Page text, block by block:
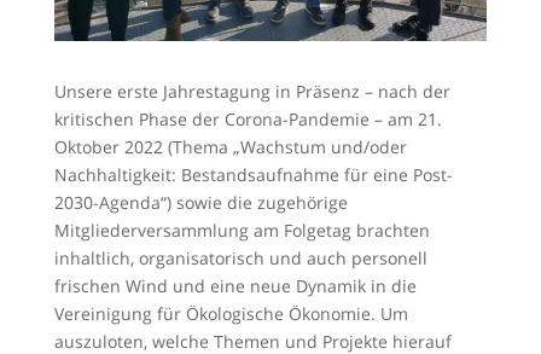
Unsere erste Jahrestagung in Präsenz – nach der
kritischen Phase der Corona-Pandemie – am 21.
Oktober 2022 (Thema „Wachstum und/oder
Nachhaltigkeit: Bestandsaufnahme für eine Post-
2030-Agenda“) sowie die zugehörige
Mitgliederversammlung am Folgetag brachten
inhaltlich, organisatorisch und auch personell
frischen Wind und eine neue Dynamik in die
Vereinigung für Ökologische Ökonomie. Um
auszuloten, welche Themen und Projekte hierauf